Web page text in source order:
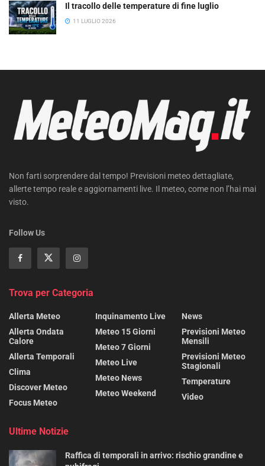
Il tracollo delle temperature di fine luglio
11 LUGLIO 2026
Non farti sorprendere dal tempo! Previsioni meteo dettagliate,
allerte tempo reale e aggiornamenti live. Il meteo, come non l’hai mai
visto.
Follow Us
Trova per Categoria
Allerta Meteo
Allerta Ondata
Calore
Allerta Temporali
Clima
Discover Meteo
Focus Meteo
Inquinamento Live
Meteo 15 Giorni
Meteo 7 Giorni
Meteo Live
Meteo News
Meteo Weekend
News
Previsioni Meteo
Mensili
Previsioni Meteo
Stagionali
Temperature
Video
Ultime Notizie
Raffica di temporali in arrivo: rischio grandine e